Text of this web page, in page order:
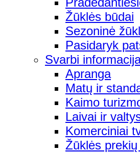
Žūklės būdai
Sezoninė
Pasidaryk
Svarbi
Apranga
Matų ir
Kaimo
Laivai ir
Komerciniai
Žūklės